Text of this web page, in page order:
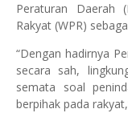
Peraturan Daerah
Rakyat (WPR)
“Dengan hadirnya
secara sah,
semata soal
berpihak pada